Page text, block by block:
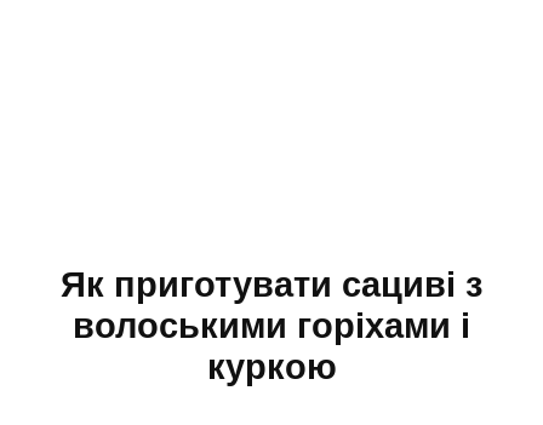
Як приготувати сациві з
волоськими горіхами і
куркою